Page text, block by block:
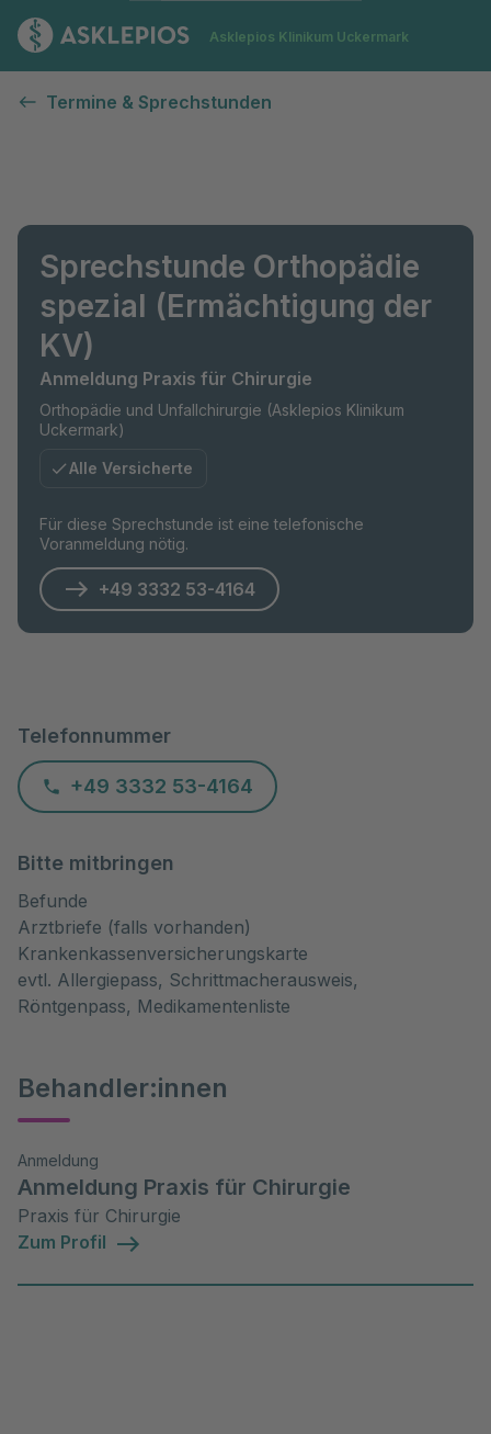
Zur Startseite
Asklepios Klinikum Uckermark
Termine & Sprechstunden
Sprechstunde Orthopädie
spezial (Ermächtigung der
KV)
Anmeldung Praxis für Chirurgie
Orthopädie und Unfallchirurgie (Asklepios Klinikum
Uckermark)
Alle Versicherte
Für diese Sprechstunde ist eine telefonische
Voranmeldung nötig.
+49 3332 53-4164
Telefonnummer
+49 3332 53-4164
Bitte mitbringen
Befunde
Arztbriefe (falls vorhanden)
Krankenkassenversicherungskarte
evtl. Allergiepass, Schrittmacherausweis,
Röntgenpass, Medikamentenliste
Behandler:innen
Anmeldung
Anmeldung Praxis für Chirurgie
Praxis für Chirurgie
Zum Profil